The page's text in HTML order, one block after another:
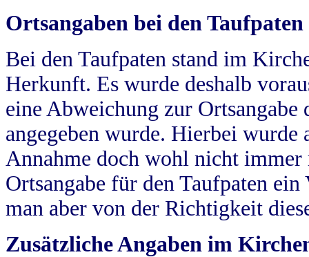
Ortsangaben bei den Taufpaten
Bei den Taufpaten stand im
Herkunft. Es wurde deshalb
eine Abweichung zur
angegeben wurde. Hierbei wurde
Annahme doch wohl nicht
Ortsangabe für den Taufpaten
man aber von der Richtigkeit
Zusätzliche Angaben im